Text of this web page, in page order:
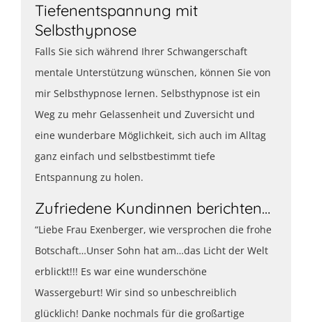
Tiefenentspannung mit
Selbsthypnose
Falls Sie sich während Ihrer Schwangerschaft
mentale Unterstützung wünschen, können Sie von
mir Selbsthypnose lernen. Selbsthypnose ist ein
Weg zu mehr Gelassenheit und Zuversicht und
eine wunderbare Möglichkeit, sich auch im Alltag
ganz einfach und selbstbestimmt tiefe
Entspannung zu holen.
Zufriedene Kundinnen berichten…
“Liebe Frau Exenberger, wie versprochen die frohe
Botschaft…Unser Sohn hat am…das Licht der Welt
erblickt!!! Es war eine wunderschöne
Wassergeburt! Wir sind so unbeschreiblich
glücklich! Danke nochmals für die großartige